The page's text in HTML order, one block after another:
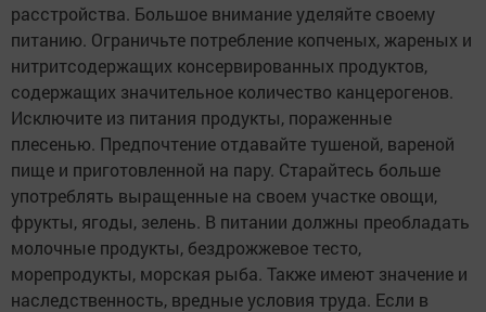
расстройства. Большое внимание уделяйте своему
питанию. Ограничьте потребление копченых, жареных и
нитритсодержащих консервированных продуктов,
содержащих значительное количество канцерогенов.
Исключите из питания продукты, пораженные
плесенью. Предпочтение отдавайте тушеной, вареной
пище и приготовленной на пару. Старайтесь больше
употреблять выращенные на своем участке овощи,
фрукты, ягоды, зелень. В питании должны преобладать
молочные продукты, бездрожжевое тесто,
морепродукты, морская рыба. Также имеют значение и
наследственность, вредные условия труда. Если в